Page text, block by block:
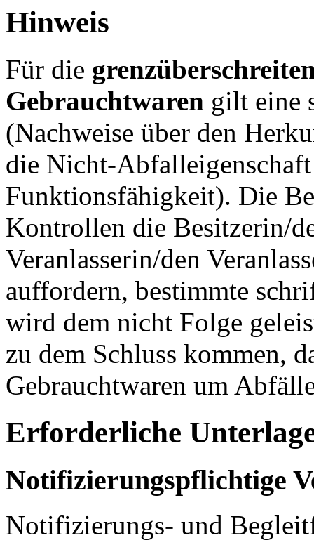
Hinweis
Für die
Gebrauchtwaren gilt eine
(Nachweise über den
die Nicht-
Funktionsfähigkeit). Die
Kontrollen die Besitzerin/
Veranlasserin/den
auffordern, bestimmte
wird dem nicht Folge
zu dem Schluss kommen,
Gebrauchtwaren um
Erforderliche
Notifizierungspflichtige
Notifizierungs- und